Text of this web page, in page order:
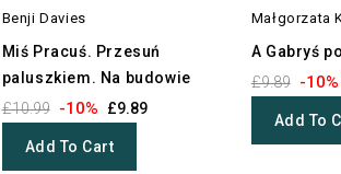
Benji Davies
Miś Pracuś. Przesuń
paluszkiem. Na budowie
£10.99 -10% £9.89
Add To Cart
Małgorzata
A Gabryś
£9.89 -10%
Add To